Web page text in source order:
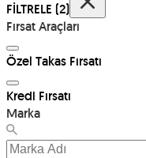
FİLTRELE (2)
Fırsat Araçları
Özel Takas Fırsatı
Kredi Fırsatı
Marka